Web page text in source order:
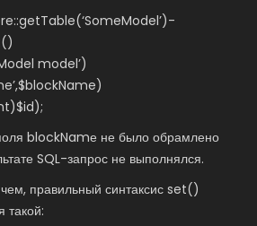
model’)
blockNamе не было обрамлено
SQL-запрос не выполнялся.
правильный синтаксис set()
такой: